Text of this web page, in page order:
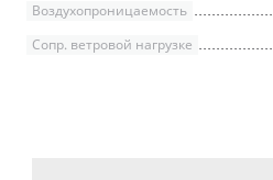
Воздухопроницаемость
Сопр. ветровой нагрузке